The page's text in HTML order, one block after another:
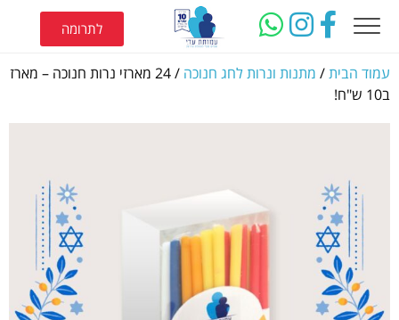
לתרומה
עמוד הבית/ מתנות ונרות לחג חנוכה
/ 24 מארזי נרות חנוכה – מארז
ב10 ש"ח!